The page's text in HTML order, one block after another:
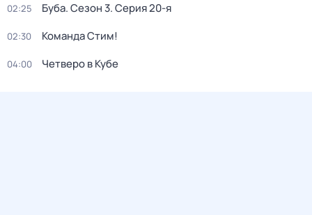
02:25 Буба. Сезон 3. Серия 20-я
02:30 Команда Стим!
04:00 Четверо в Кубе